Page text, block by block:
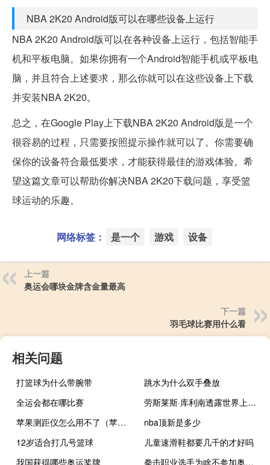
NBA 2K20 Android版可以在哪些设备上运行
NBA 2K20 Android版可以在各种设备上运行，包括智能手
机和平板电脑。如果你拥有一个Android智能手机或平板电
脑，并且符合上述要求，那么你就可以在这些设备上下载
并安装NBA 2K20。
总之，在Google Play上下载NBA 2K20 Android版是一个
很容易的过程，只需要按照提示操作就可以了。你需要确
保你的设备符合最低要求，才能获得最佳的游戏体验。希
望这篇文章可以帮助你解决NBA 2K20下载问题，享受篮
球运动的乐趣。
网络标签： 是一个 游戏 设备
上一篇
奥运会哪块金牌含金量最高
下一篇
羽毛球比赛用什么看
相关问题
打篮球为什么带腕带
跳水为什么双手叠放
全运会都在哪比赛
劳斯莱斯·库利南透露世界上最豪华的越野车的全部细节
苹果测距仪怎么用不了（苹果测距仪怎么用）
nba顶新是多少
12岁适合打几号篮球
儿童速滑鞋都要几千的才好吗
我国获得哪些奥运奖牌
拳击职业选手为啥不参加奥运会